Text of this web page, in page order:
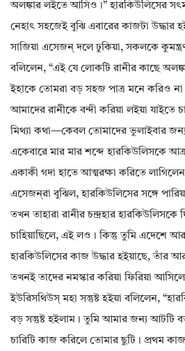
অলঙ্কার লইতে আসিও।” হারকিউলিসের
নেহাৎ সহজেই বুঝি এবারের কাজটা উদ্ধার
সাজিয়া এসেজন্‌ দলে ঢুকিয়া, সকলকে
বলিলেন, “এই যে লোকটি রানীর কাছে
ইহাকে তোমরা বড় সহজ পাত্র মনে করিও
আমাদের রানীকে বন্দী করিয়া লইয়া যাইতে
মিথ্যা কথা—কেবল তোমাদের ভুলাইবার
একেবারে মার মার শব্দে হারকিউলিসকে
একাকী গদা হাতে আত্মরক্ষা করিতে
এসেজন্‌রা বুঝিল, হারকিউলিসের সঙ্গে
তখন তাহারা রানীর চন্দ্রহার হারকিউলিসকে
চাহিয়াছিলে, এই লও। কিন্তু তুমি এদেশে
হারকিউলিসের কাজ উদ্ধার হইয়াছে, তাঁর
তখনই তাদের নমস্কার করিয়া ফিরিয়া
ইউরিসথিউস্‌ মহা সন্তুষ্ট হইয়া বলিলেন,
বড় সন্তুষ্ট হইলাম। তুমি আমার জন্য
চারিটি কাজ করিলে তোমার ছুটি। প্রথম